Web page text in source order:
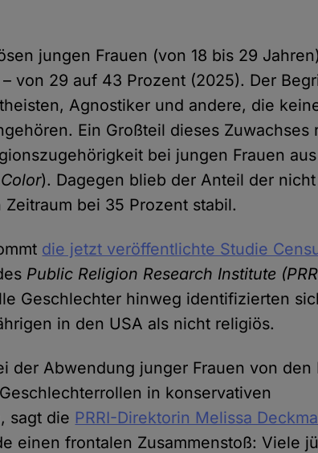
jungen Frauen (von 18 bis 29
von 29 auf 43 Prozent (2025). Der
Agnostiker und andere, die
Ein Großteil dieses Zuwachses
bei jungen Frauen
). Dagegen blieb der Anteil der
bei 35 Prozent stabil.
die jetzt veröffentlichte Studie
Public Religion Research Institute
Geschlechter hinweg identifizierten
in den USA als nicht religiös.
der Abwendung junger Frauen von den
in konservativen
sagt die PRRI-Direktorin Melissa
einen frontalen Zusammenstoß: Viele